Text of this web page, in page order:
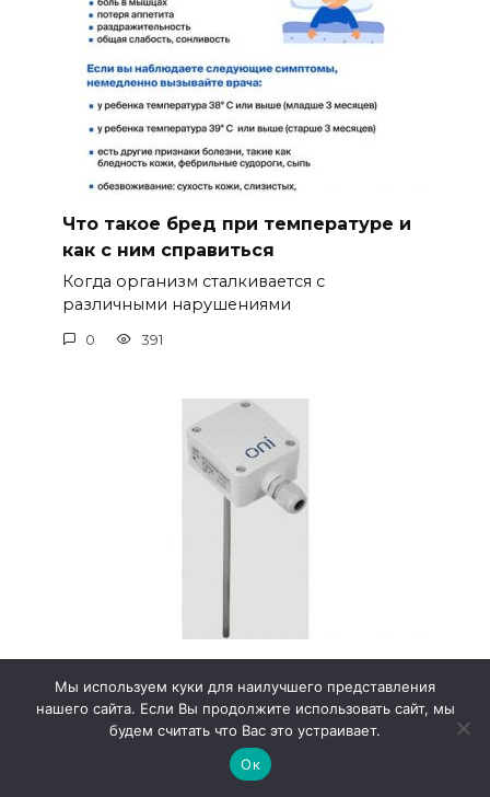
Что такое бред при температуре и
как с ним справиться
Когда организм сталкивается с
различными нарушениями
0 391
его преимущества
Современные технологии позволяют
эффективно отслеживать
Мы используем куки для наилучшего представления
нашего сайта. Если Вы продолжите использовать сайт, мы
будем считать что Вас это устраивает.
Ок